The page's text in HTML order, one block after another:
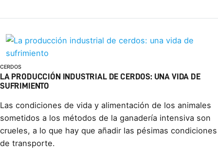
CERDOS
LA PRODUCCIÓN INDUSTRIAL DE CERDOS: UNA VIDA DE
SUFRIMIENTO
Las condiciones de vida y alimentación de los animales
sometidos a los métodos de la ganadería intensiva son
crueles, a lo que hay que añadir las pésimas condiciones
de transporte.